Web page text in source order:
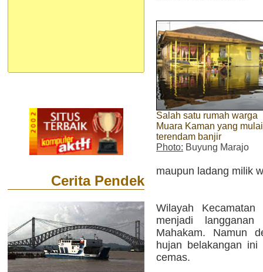
Cerita Pendek
Salah satu rumah warga
Muara Kaman yang mulai
terendam banjir
Photo: Buyung Marajo
maupun ladang milik
Wilayah
menjadi
Mahakam. Namun
hujan belakangan
cemas.